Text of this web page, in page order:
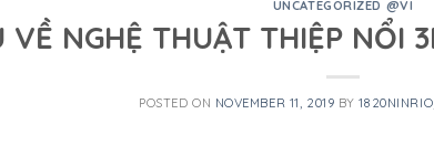
UNCATEGORIZED @VI
VỀ NGHỆ THUẬT THIỆP NỔI
POSTED ON NOVEMBER 11, 2019 BY